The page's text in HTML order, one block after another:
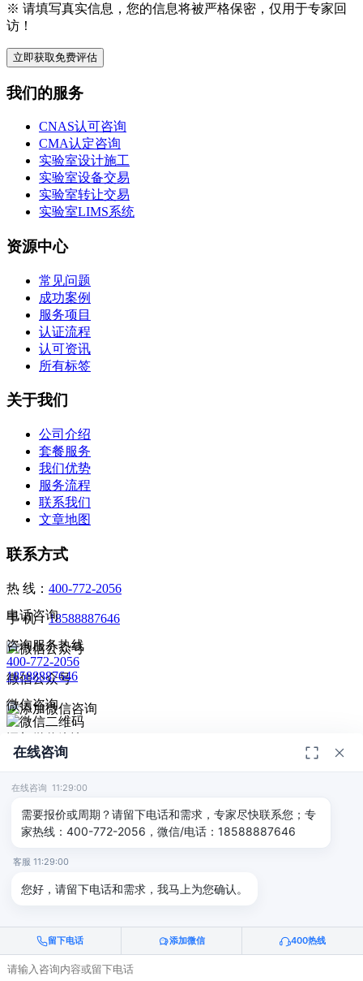
※ 请填写真实信息，您的信息将被严格保密，仅用于专家回
访！
立即获取免费评估
我们的服务
CNAS认可咨询
CMA认定咨询
实验室设计施工
实验室设备交易
实验室转让交易
实验室LIMS系统
资源中心
常见问题
成功案例
服务项目
认证流程
认可资讯
所有标签
关于我们
公司介绍
套餐服务
我们优势
服务流程
联系我们
文章地图
联系方式
热 线： 400-772-2056
手 机：18588887646
微信公众号
© 2026深圳市德恺检测有限公司版权所有 -宣传册|粤ICP备
2025393459号-1
电话咨询
咨询服务热线
400-772-2056
18588887646
微信咨询
扫码添加微信咨询
给我回电
在线咨询
在线咨询 11:29:00
需要报价或周期？请留下电话和需求，专家尽快联系您；专
家热线：400-772-2056，微信/电话：18588887646
客服 11:29:00
您好，请留下电话和需求，我马上为您确认。
留下电话 添加微信 400热线